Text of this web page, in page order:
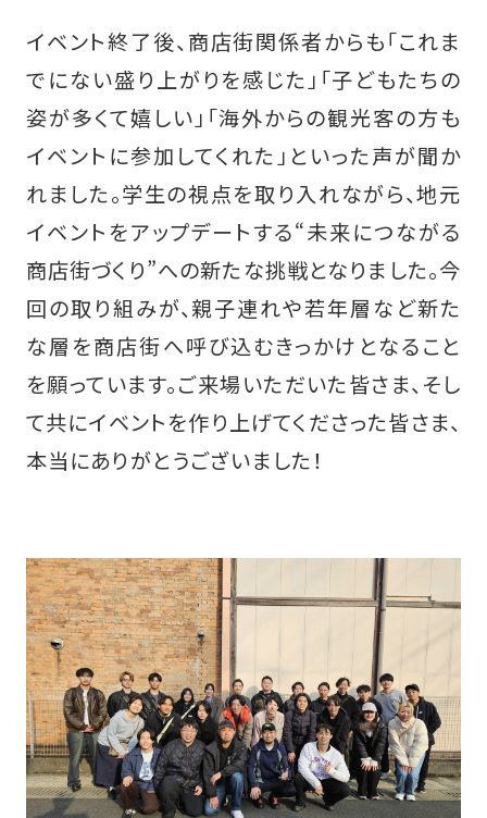
イベント終了後、商店街関係者からも「これま
でにない盛り上がりを感じた」「子どもたちの
姿が多くて嬉しい」「海外からの観光客の方も
イベントに参加してくれた」といった声が聞か
れました。学生の視点を取り入れながら、地元
イベントをアップデートする“未来につながる
商店街づくり”への新たな挑戦となりました。今
回の取り組みが、親子連れや若年層など新た
な層を商店街へ呼び込むきっかけとなること
を願っています。ご来場いただいた皆さま、そし
て共にイベントを作り上げてくださった皆さま、
本当にありがとうございました！